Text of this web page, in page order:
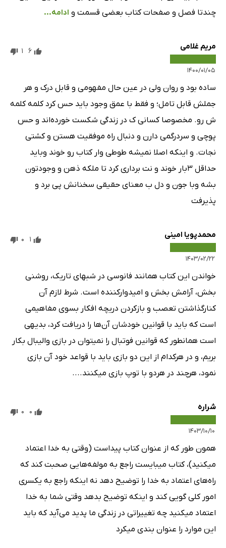
چندتا فصل و صفحات کتاب بعضی قسمت و ادامه...
مریم غلامی
۱۴۰۰/۰۱/۰۵
6
1
ساده بود و روان ولی در عین حال مفهومی و قابل درک و هر
جملش قابل تامل؛ و فقط با عمق وجود باید حس کرد کلمه کلمه
ش رو. مخصوصا کسانی ک در زندگی شکست خورده‌اند و حس
پوچی و سردرگمی دارن و دنبال راه موفقیت هستن و کشتی
نجات. و اینکه اصلا نمیشه طوطی وار کتاب رو خوند وباید
حداقل ۳بار خوند و نت برداری کرد تا ملکه ذهن و وجودتون
بشه وبا جون و دل ب معنای حقیقی سخنانش پی برد و
پذیرفت
محمدپویا امینی
۱۴۰۳/۰۲/۲۲
1
0
خواندن این کتاب همانند فانوسی در شبهای تاریک، روشنی
بخش، آرامش بخش و امیدوارکننده است. شرط لازم آن
کنارگذاشتن تعصب و بازکردن دریچه افکار بسوی مفاهیمی
است که باید با قوانین خودشان آن‌ها را دریافت کرد، بدیهی
است همانطور که قوانین فوتبال را نمیتوان در بازی والیبال بکار
بریم، و در هرکدام از این دو بازی باید با قواعد خود آن بازی
نمود، هرچند در هردو با توپ بازی میکنند....
شراره
۱۴۰۳/۱۰/۱۰
0
0
همون طور که از عنوان کتاب پیداست (وقتی به خدا اعتماد
میکنید)، کتاب میبایست راجع به مولفه‌هایی صحبت کند که
راه‌های اعتماد به خدا را توضیح دهد نه اینکه راجع به یکسری
امور کلی گویی کند و اینکه توضیح بدهد وقتی شما به خدا
اعتماد میکنید چه تغییراتی در زندگی ما پدید می‌آید که باید
این موارد را عنوان بندی میکرد